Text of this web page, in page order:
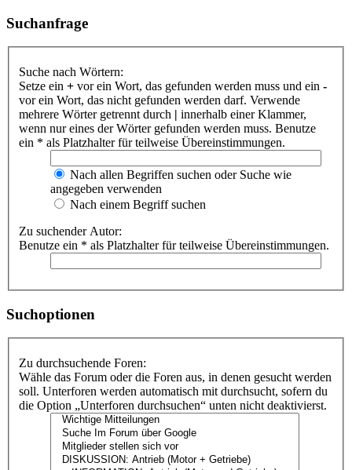
Suchanfrage
Suche nach Wörtern:
Setze ein + vor ein Wort, das gefunden werden muss und ein -
vor ein Wort, das nicht gefunden werden darf. Verwende
mehrere Wörter getrennt durch | innerhalb einer Klammer,
wenn nur eines der Wörter gefunden werden muss. Benutze
ein * als Platzhalter für teilweise Übereinstimmungen.
Nach allen Begriffen suchen oder Suche wie
angegeben verwenden
Nach einem Begriff suchen
Zu suchender Autor:
Benutze ein * als Platzhalter für teilweise Übereinstimmungen.
Suchoptionen
Zu durchsuchende Foren:
Wähle das Forum oder die Foren aus, in denen gesucht werden
soll. Unterforen werden automatisch mit durchsucht, sofern du
die Option „Unterforen durchsuchen“ unten nicht deaktivierst.